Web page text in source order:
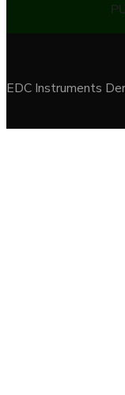
EDC Instruments